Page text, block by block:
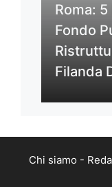
Roma:
Fondo
Filanda
Chi siamo -